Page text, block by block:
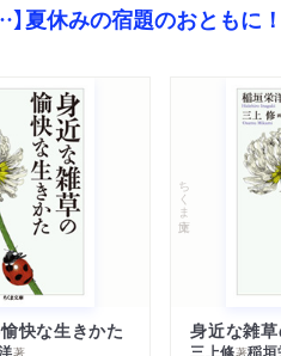
夏休みの宿題のおともに
快な生きかた
著
ちくま文庫
身近な雑
三上修著稲